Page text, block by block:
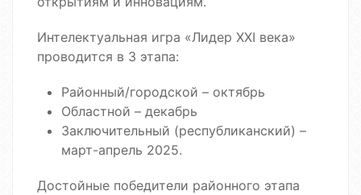
Интелектуальная игра «Лидер ХХІ века»
проводится в 3 этапа:
Районный/городской – октябрь
Областной – декабрь
Заключительный (республиканский) –
март-апрель 2025.
Достойные победители районного этапа